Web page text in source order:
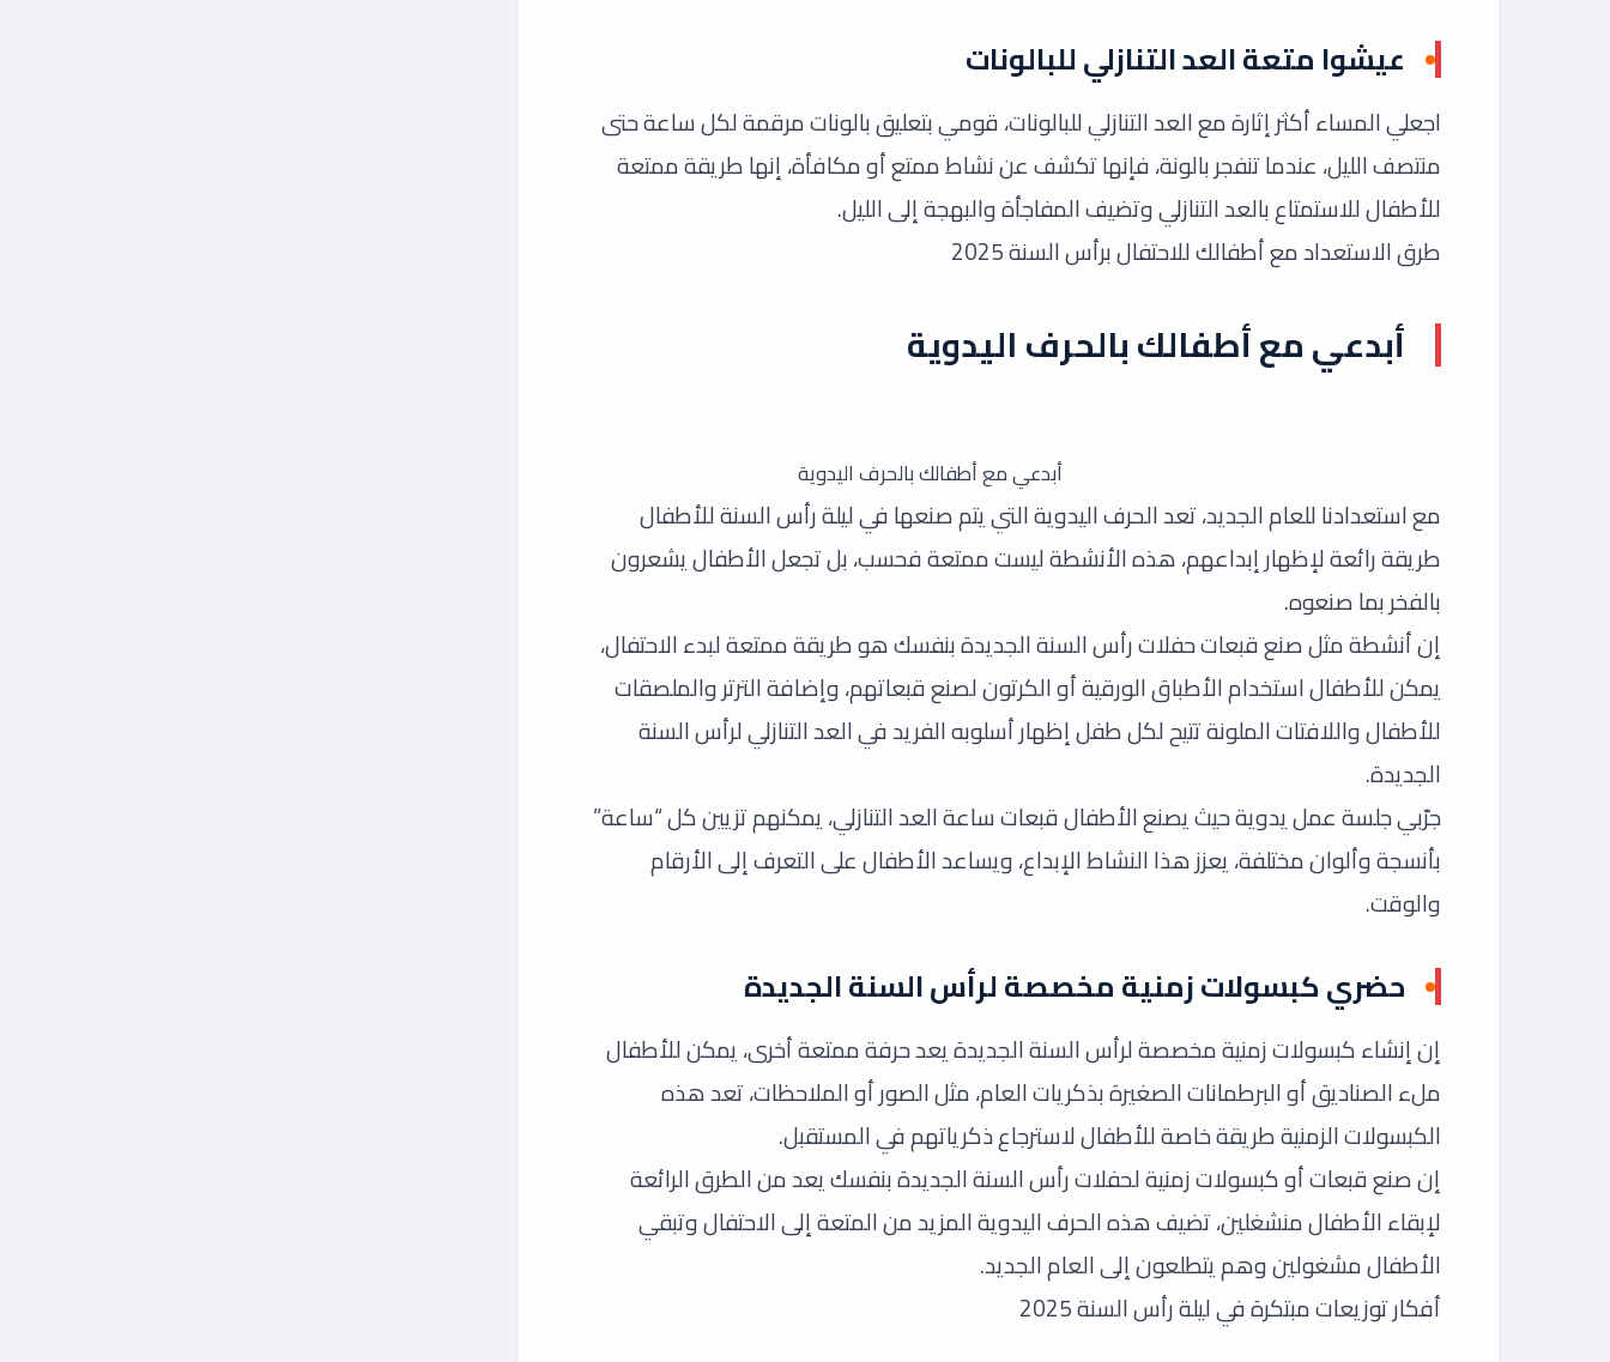
عيشوا متعة العد التنازلي للبالونات
اجعلي المساء أكثر إثارة مع العد التنازلي للبالونات، قومي بتعليق بالونات مرقمة لكل ساعة حتى
منتصف الليل، عندما تنفجر بالونة، فإنها تكشف عن نشاط ممتع أو مكافأة، إنها طريقة ممتعة
للأطفال للاستمتاع بالعد التنازلي وتضيف المفاجأة والبهجة إلى الليل.
طرق الاستعداد مع أطفالك للاحتفال برأس السنة 2025
أبدعي مع أطفالك بالحرف اليدوية
أبدعي مع أطفالك بالحرف اليدوية
مع استعدادنا للعام الجديد، تعد الحرف اليدوية التي يتم صنعها في ليلة رأس السنة للأطفال
طريقة رائعة لإظهار إبداعهم، هذه الأنشطة ليست ممتعة فحسب، بل تجعل الأطفال يشعرون
بالفخر بما صنعوه.
إن أنشطة مثل صنع قبعات حفلات رأس السنة الجديدة بنفسك هو طريقة ممتعة لبدء الاحتفال،
يمكن للأطفال استخدام الأطباق الورقية أو الكرتون لصنع قبعاتهم، وإضافة الترتر والملصقات
للأطفال واللافتات الملونة تتيح لكل طفل إظهار أسلوبه الفريد في العد التنازلي لرأس السنة
الجديدة.
جرّبي جلسة عمل يدوية حيث يصنع الأطفال قبعات ساعة العد التنازلي، يمكنهم تزيين كل “ساعة”
بأنسجة وألوان مختلفة، يعزز هذا النشاط الإبداع، ويساعد الأطفال على التعرف إلى الأرقام
والوقت.
حضري كبسولات زمنية مخصصة لرأس السنة الجديدة
إن إنشاء كبسولات زمنية مخصصة لرأس السنة الجديدة يعد حرفة ممتعة أخرى، يمكن للأطفال
ملء الصناديق أو البرطمانات الصغيرة بذكريات العام، مثل الصور أو الملاحظات، تعد هذه
الكبسولات الزمنية طريقة خاصة للأطفال لاسترجاع ذكرياتهم في المستقبل.
إن صنع قبعات أو كبسولات زمنية لحفلات رأس السنة الجديدة بنفسك يعد من الطرق الرائعة
لإبقاء الأطفال منشغلين، تضيف هذه الحرف اليدوية المزيد من المتعة إلى الاحتفال وتبقي
الأطفال مشغولين وهم يتطلعون إلى العام الجديد.
أفكار توزيعات مبتكرة في ليلة رأس السنة 2025